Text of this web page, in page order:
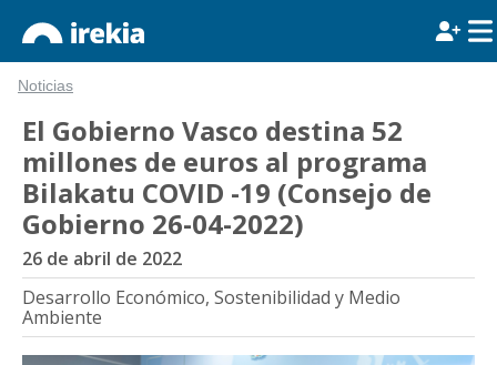
Noticias
El Gobierno Vasco destina 52
millones de euros al programa
Bilakatu COVID -19 (Consejo de
Gobierno 26-04-2022)
26 de abril de 2022
Desarrollo Económico, Sostenibilidad y Medio
Ambiente